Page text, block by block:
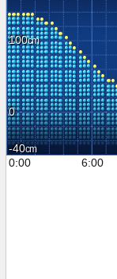
100
0
-40
0:00
6:00